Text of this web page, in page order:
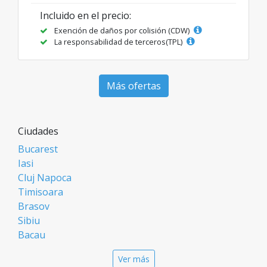
Incluido en el precio:
Exención de daños por colisión (CDW)
La responsabilidad de terceros(TPL)
Más ofertas
Ciudades
Bucarest
Iasi
Cluj Napoca
Timisoara
Brasov
Sibiu
Bacau
Ver más